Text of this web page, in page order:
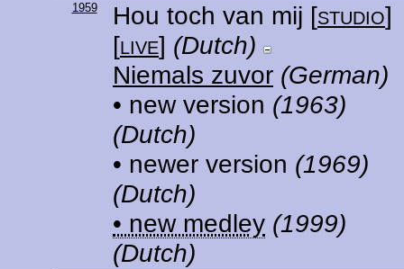
1959 Hou toch van mij [studio]
[live] (Dutch)
Niemals zuvor (German)
• new version (1963)
(Dutch)
• newer version (1969)
(Dutch)
• new medley (1999)
(Dutch)